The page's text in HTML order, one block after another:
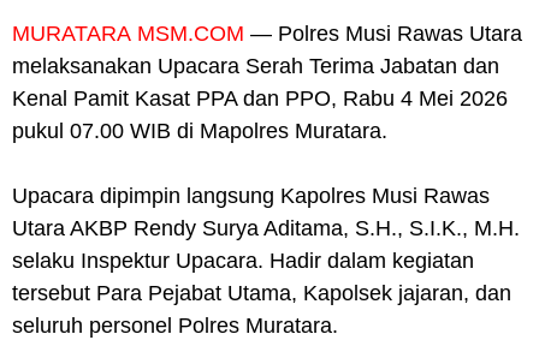
MURATARA MSM.COM — Polres Musi Rawas Utara
melaksanakan Upacara Serah Terima Jabatan dan
Kenal Pamit Kasat PPA dan PPO, Rabu 4 Mei 2026
pukul 07.00 WIB di Mapolres Muratara.
Upacara dipimpin langsung Kapolres Musi Rawas
Utara AKBP Rendy Surya Aditama, S.H., S.I.K., M.H.
selaku Inspektur Upacara. Hadir dalam kegiatan
tersebut Para Pejabat Utama, Kapolsek jajaran, dan
seluruh personel Polres Muratara.